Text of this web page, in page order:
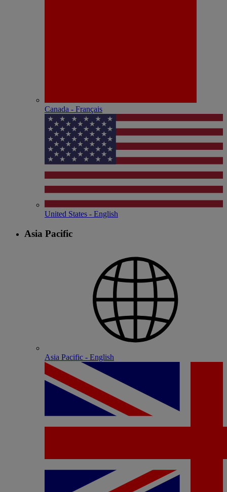
Canada - Français
United States - English
Asia Pacific
Asia Pacific - English